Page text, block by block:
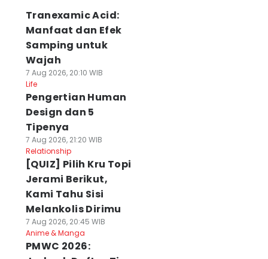
Tranexamic Acid:
Manfaat dan Efek
Samping untuk
Wajah
7 Aug 2026, 20:10 WIB
Life
Pengertian Human
Design dan 5
Tipenya
7 Aug 2026, 21:20 WIB
Relationship
[QUIZ] Pilih Kru Topi
Jerami Berikut,
Kami Tahu Sisi
Melankolis Dirimu
7 Aug 2026, 20:45 WIB
Anime & Manga
PMWC 2026: